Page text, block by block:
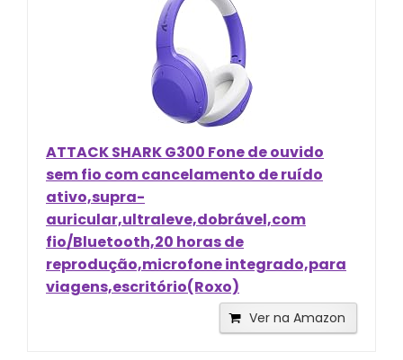
ATTACK SHARK G300 Fone de ouvido
sem fio com cancelamento de ruído
ativo,supra-
auricular,ultraleve,dobrável,com
fio/Bluetooth,20 horas de
reprodução,microfone integrado,para
viagens,escritório(Roxo)
Ver na Amazon